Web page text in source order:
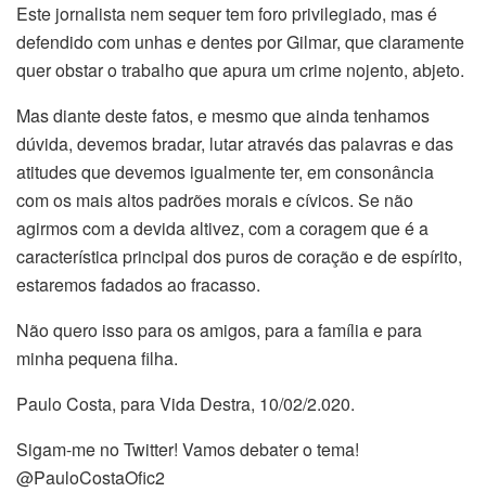
Este jornalista nem sequer tem foro privilegiado, mas é
defendido com unhas e dentes por Gilmar, que claramente
quer obstar o trabalho que apura um crime nojento, abjeto.
Mas diante deste fatos, e mesmo que ainda tenhamos
dúvida, devemos bradar, lutar através das palavras e das
atitudes que devemos igualmente ter, em consonância
com os mais altos padrões morais e cívicos. Se não
agirmos com a devida altivez, com a coragem que é a
característica principal dos puros de coração e de espírito,
estaremos fadados ao fracasso.
Não quero isso para os amigos, para a família e para
minha pequena filha.
Paulo Costa, para Vida Destra, 10/02/2.020.
Sigam-me no Twitter! Vamos debater o tema!
@PauloCostaOfic2